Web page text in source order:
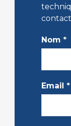
Nom *
Email *